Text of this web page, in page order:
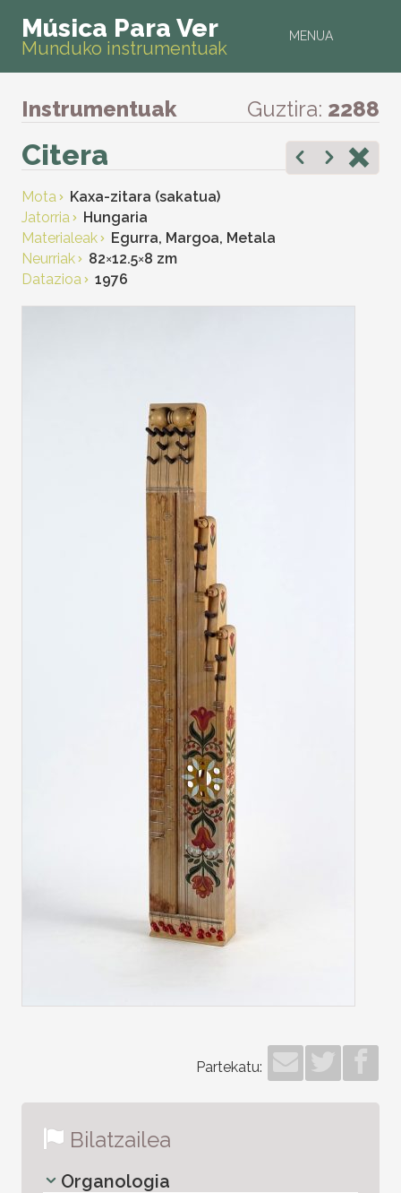
MENUA
Música Para Ver
Munduko instrumentuak
Instrumentuak Guztira: 2288
Citera
Mota
Kaxa-zitara (sakatua)
Jatorria
Hungaria
Materialeak
Egurra, Margoa, Metala
Neurriak
82×12.5×8 zm
Datazioa
1976
Partekatu:
Bilatzailea
Organologia